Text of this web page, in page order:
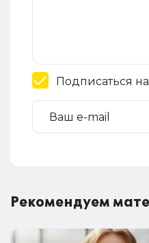
Подписаться
Рекомендуем